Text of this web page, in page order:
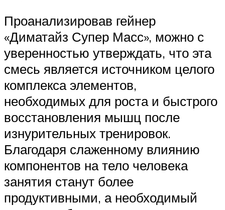
Проанализировав гейнер
«Диматайз Супер Масс», можно с
уверенностью утверждать, что эта
смесь является источником целого
комплекса элементов,
необходимых для роста и быстрого
восстановления мышц после
изнурительных тренировок.
Благодаря слаженному влиянию
компонентов на тело человека
занятия станут более
продуктивными, а необходимый